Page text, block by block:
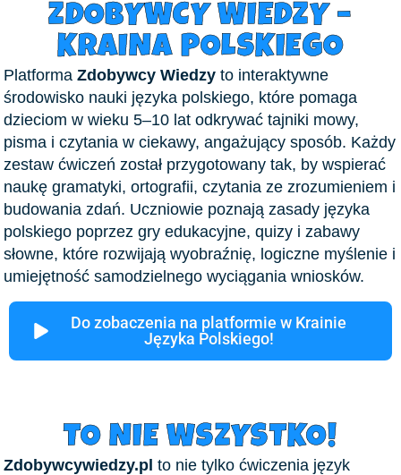
ZDOBYWCY WIEDZY –
KRAINA POLSKIEGO
PlatformaZdobywcy Wiedzy to interaktywne
środowisko nauki języka polskiego, które pomaga
dzieciom w wieku 5–10 lat odkrywać tajniki mowy,
pisma i czytania w ciekawy, angażujący sposób. Każdy
zestaw ćwiczeń został przygotowany tak, by wspierać
naukę gramatyki, ortografii, czytania ze zrozumieniem i
budowania zdań. Uczniowie poznają zasady języka
polskiego poprzez gry edukacyjne, quizy i zabawy
słowne, które rozwijają wyobraźnię, logiczne myślenie i
umiejętność samodzielnego wyciągania wniosków.
Do zobaczenia na platformie w Krainie
Języka Polskiego!
TO NIE WSZYSTKO!
Zdobywcywiedzy.pl to nie tylko ćwiczenia język